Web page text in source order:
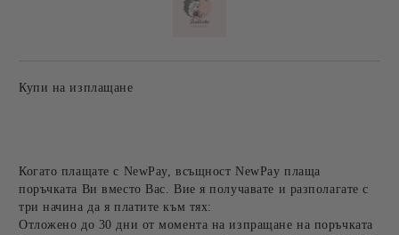
Купи на изплащане
Когато плащате с NewPay, всъщност NewPay плаща
поръчката Ви вместо Вас. Вие я получавате и разполагате с
три начина да я платите към тях:
Отложено до 30 дни от момента на изпращане на поръчката